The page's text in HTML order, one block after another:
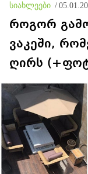
სიახლეები /
როგორ
ვაკეში,
ღირს